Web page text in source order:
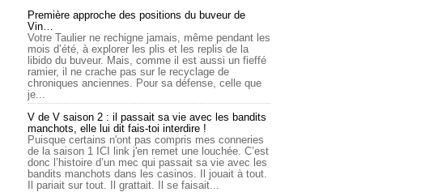
Première approche des positions du buveur de
Vin…
Votre Taulier ne rechigne jamais, même pendant les
mois d’été, à explorer les plis et les replis de la
libido du buveur. Mais, comme il est aussi un fieffé
ramier, il ne crache pas sur le recyclage de
chroniques anciennes. Pour sa défense, celle que
je...
V de V saison 2 : il passait sa vie avec les bandits
manchots, elle lui dit fais-toi interdire !
Puisque certains n'ont pas compris mes conneries
de la saison 1 ICI link j'en remet une louchée. C’est
donc l’histoire d’un mec qui passait sa vie avec les
bandits manchots dans les casinos. Il jouait à tout.
Il pariait sur tout. Il grattait. Il se faisait...